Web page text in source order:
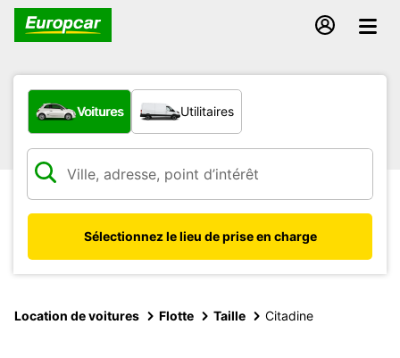
Quel type de véhicule ?
Voitures Utilitaires
Sélectionnez le lieu de prise en charge
Location de voitures Flotte Taille Citadine